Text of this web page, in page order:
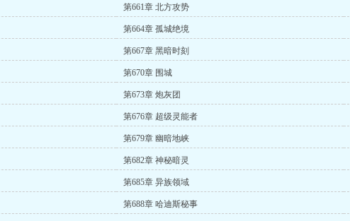
第661章 北方攻势
第664章 孤城绝境
第667章 黑暗时刻
第670章 围城
第673章 炮灰团
第676章 超级灵能者
第679章 幽暗地峡
第682章 神秘暗灵
第685章 异族领域
第688章 哈迪斯秘事